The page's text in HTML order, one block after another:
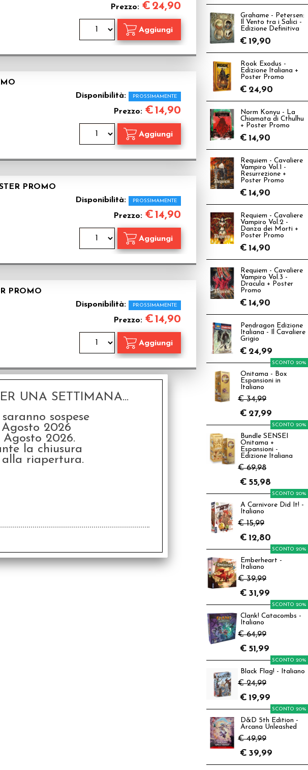
Prezzo: € 24,90
Disponibilità: PROSSIMAMENTE
Prezzo: €14,90
PROMO
Disponibilità: PROSSIMAMENTE
Prezzo: €14,90
PROMO
Disponibilità: PROSSIMAMENTE
Prezzo: €14,90
Grahame - Petersen:
Il Vento tra i Salici -
Edizione Definitiva
€ 19,90
Rook Exodus -
Edizione Italiana +
Poster Promo
€ 24,90
Norm Konyu - La
Chiamata di Cthulhu
+ Poster Promo
€ 14,90
Requiem - Cavaliere
Vampiro Vol.1 -
Resurrezione +
Poster Promo
€ 14,90
Requiem - Cavaliere
Vampiro Vol.2 -
Danza dei Morti +
Poster Promo
€ 14,90
Requiem - Cavaliere
Vampiro Vol.3 -
Dracula + Poster
Promo
€ 14,90
Pendragon Edizione
Italiana - Il Cavaliere
Grigio
€ 24,99
Onitama - Box
Espansioni in
Italiano
€ 34,99
SCONTO 20%
€ 27,99
Bundle SENSEI
Onitama +
Espansioni -
Edizione Italiana
€ 69,98
SCONTO 20%
€ 55,98
A Carnivore Did It! -
Italiano
€ 15,99
SCONTO 20%
€ 12,80
Emberheart -
Italiano
€ 39,99
SCONTO 20%
€ 31,99
Clank! Catacombs -
Italiano
€ 64,99
SCONTO 20%
€ 51,99
Black Flag! - Italiano
€ 24,99
SCONTO 20%
€ 19,99
D&D 5th Edition -
Arcana Unleashed
€ 49,99
SCONTO 20%
€ 39,99
UNA SETTIMANA...
sospese
2026
2026.
la chiusura
riapertura.